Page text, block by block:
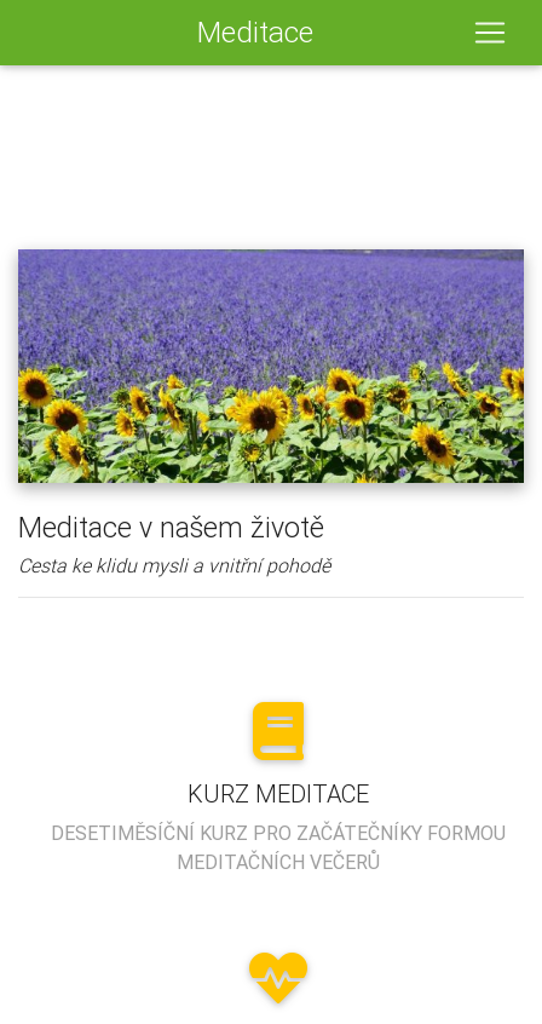
Meditace
Meditace v našem životě
Cesta ke klidu mysli a vnitřní pohodě
KURZ MEDITACE
DESETIMĚSÍČNÍ KURZ PRO ZAČÁTEČNÍKY FORMOU
MEDITAČNÍCH VEČERŮ